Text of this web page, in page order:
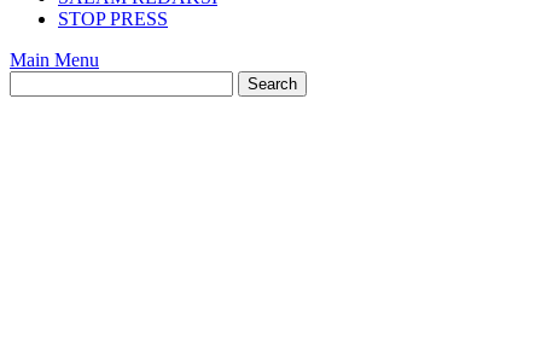
STOP PRESS
Main Menu